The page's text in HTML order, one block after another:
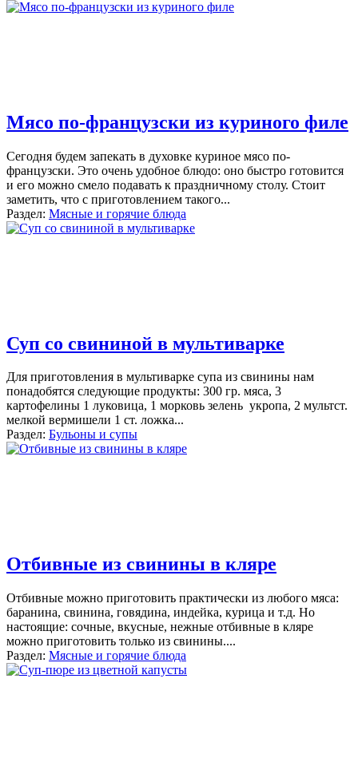
Мясо по-французски из куриного филе
Сегодня будем запекать в духовке куриное мясо по-
французски. Это очень удобное блюдо: оно быстро готовится
и его можно смело подавать к праздничному столу. Стоит
заметить, что с приготовлением такого...
Раздел: Мясные и горячие блюда
Суп со свининой в мультиварке
Для приготовления в мультиварке супа из свинины нам
понадобятся следующие продукты: 300 гр. мяса, 3
картофелины 1 луковица, 1 морковь зелень укропа, 2 мультст.
мелкой вермишели 1 ст. ложка...
Раздел: Бульоны и супы
Отбивные из свинины в кляре
Отбивные можно приготовить практически из любого мяса:
баранина, свинина, говядина, индейка, курица и т.д. Но
настоящие: сочные, вкусные, нежные отбивные в кляре
можно приготовить только из свинины....
Раздел: Мясные и горячие блюда